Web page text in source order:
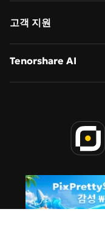
PixPretty
일괄 크기 조정
일괄 이름 변경
Qwen-Image-2.0
지브리 스타일 AI
이미지 → 스케치
치비 캐릭터 생성
스텐실 생성기
픽사 스타일 필터
고객 지원
회사 소개
블로그
Tenorshare AI
Tenorshare AI 이미
PDNob 온라인 에디터
Tenorshare AI